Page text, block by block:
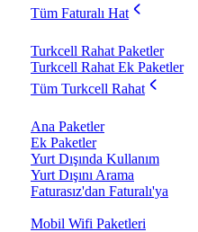
Tüm Faturalı Hat
Turkcell Rahat Paketler
Turkcell Rahat Ek Paketler
Tüm Turkcell Rahat
Ana Paketler
Ek Paketler
Yurt Dışında Kullanım
Yurt Dışını Arama
Faturasız'dan Faturalı'ya
Mobil Wifi Paketleri